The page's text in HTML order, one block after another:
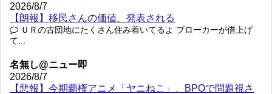
2026/8/7
【朗報】移民さんの価値、発表される
ＵＲの古団地にたくさん住み着いてるよ ブローカーが借上げ
て...
名無し@ニュー即
2026/8/7
【悲報】今期覇権アニメ「ヤニねこ」、BPOで問題視さ